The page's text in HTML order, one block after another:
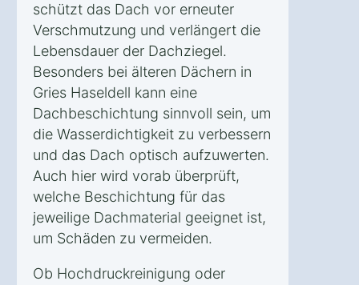
schützt das Dach vor erneuter
Verschmutzung und verlängert die
Lebensdauer der Dachziegel.
Besonders bei älteren Dächern in
Gries Haseldell kann eine
Dachbeschichtung sinnvoll sein, um
die Wasserdichtigkeit zu verbessern
und das Dach optisch aufzuwerten.
Auch hier wird vorab überprüft,
welche Beschichtung für das
jeweilige Dachmaterial geeignet ist,
um Schäden zu vermeiden.
Ob Hochdruckreinigung oder